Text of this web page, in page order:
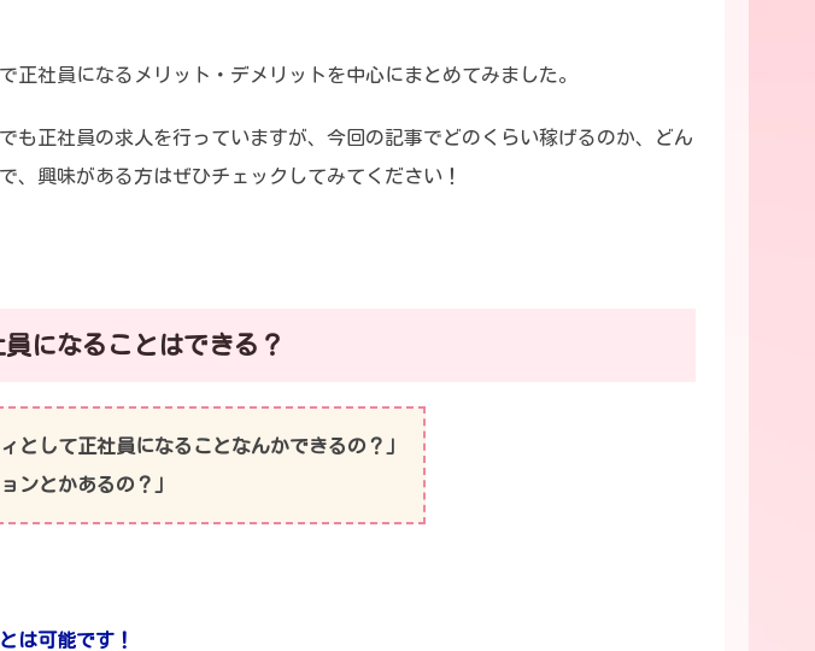
正社員になるメリット・デメリットを中心にまとめてみました。
でも正社員の求人を行っていますが、今回の記事でどのくらい稼げるのか、どん
、興味がある方はぜひチェックしてみてください！
になることはできる？
として正社員になることなんかできるの？」
ンとかあるの？」
は可能です！